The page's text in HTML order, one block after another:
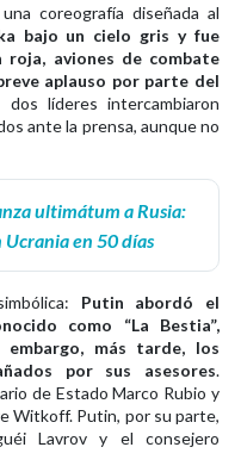
coreografía diseñada al
bajo un cielo gris y fue
aviones de combate
aplauso por parte del
dos líderes intercambiaron
ante la prensa, aunque no
ultimátum a Rusia:
en 50 días
Putin abordó el
como “La Bestia”,
más tarde, los
por sus asesores.
de Estado Marco Rubio y
Witkoff. Putin, por su parte,
Lavrov y el consejero